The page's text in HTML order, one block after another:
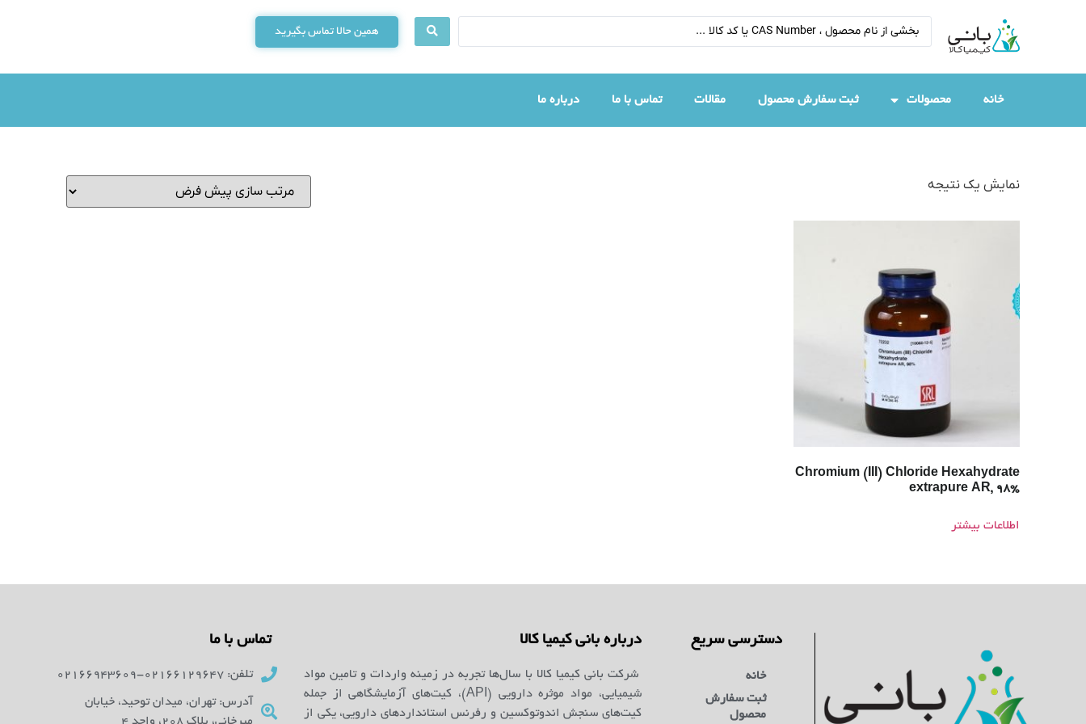
همین حالا تماس بگیرید
خانه محصولات ثبت سفارش محصول مقالات تماس با ما درباره ما
نمایش یک نتیجه
Chromium (III) Chloride Hexahydrate
extrapure AR, 98%
اطلاعات بیشتر
دسترسی سریع
خانه
ثبت سفارش
محصول
درباره بانی کیمیا کالا
شرکت بانی کیمیا کالا با سال‌ها تجربه در زمینه واردات و تامین مواد
شیمیایی، مواد موثره دارویی (API)، کیت‌های آزمایشگاهی از جمله
کیت‌های سنجش اندوتوکسین و رفرنس استانداردهای دارویی، یکی از
تماس با ما
تلفن: 02166129647-02166943609
آدرس: تهران، میدان توحید، خیابان